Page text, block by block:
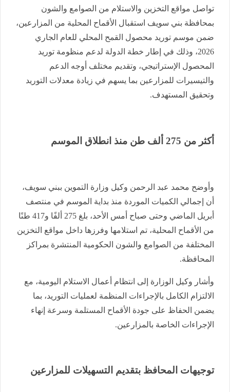
تواصل مواقع التخزين والاستلام من الصوامع والشون
بمحافظة بني سويف استقبال الأقماح المحلية من المزارعين،
ضمن موسم توريد محصول القمح المحلي للعام الجاري
2026، وذلك في إطار خطة الدولة لدعم منظومة توريد
المحصول الإستراتيجي، وتقديم مختلف أوجه الدعم
والتيسيرات للمزارعين بما يسهم في زيادة معدلات التوريد
وتحقيق المستهدف.
أكثر من 275 ألف طن منذ انطلاق الموسم
وأوضح محمد عبد الرحمن وكيل وزارة التموين ببني سويف،
أن إجمالي الكميات الموردة منذ بداية الموسم في منتصف
أبريل الماضي وحتى صباح أمس الأحد، بلغ 275 ألفًا و417 طنًا
من الأقماح المحلية، تم استلامها وفرزها داخل مواقع التخزين
المختلفة من الصوامع والشون الحكومية المنتشرة بمراكز
المحافظة.
وأشار وكيل الوزارة إلى انتظام أعمال الاستلام اليومية، مع
الالتزام الكامل بالإجراءات المنظمة لعمليات التوريد، بما
يضمن الحفاظ على جودة الأقماح المستلمة وسرعة إنهاء
الإجراءات الخاصة بالمزارعين.
توجيهات المحافظ بتقديم التسهيلات للمزارعين